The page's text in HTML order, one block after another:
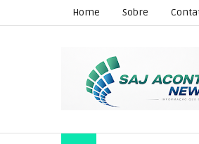
Home Sobre